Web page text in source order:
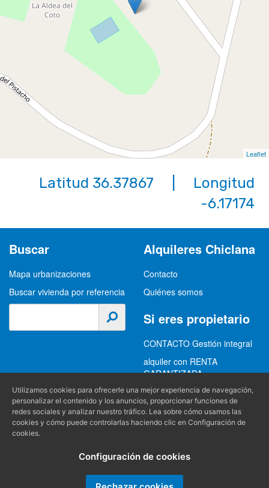
Leaflet
Latitud 36.37867 | Longitud
-6.17174
Buscar
Mapa urbanizaciones
Buscar vivienda por referencia
Alquileres Chiclana
Contacto
Quiénes somos
Si eres propietario
CONTACTO Gestión integral
alquiler con RENTA
GARANTIZADA
GESTION INTEGRAL
ALQUILER
Información
Política de privacidad
info@alquilereschiclana.com
Utilizamos cookies para ofrecerle una mejor experiencia de navegación,
personalizar el contenido y los anuncios, proporcionar funciones de
redes sociales y analizar nuestro tráfico. Lea sobre cómo usamos las
cookies y cómo puede controlarlas haciendo clic en Configuración de
cookies.
Configuración de cookies